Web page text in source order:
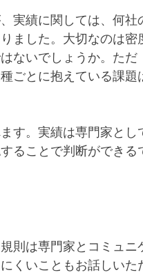
実績に関しては、何社
ました。大切なのは密
ないでしょうか。ただ
ごとに抱えている課題
す。実績は専門家とし
ることで判断ができる
則は専門家とコミュニ
くいこともお話しいた